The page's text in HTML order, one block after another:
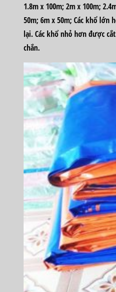
1.8m x 100m; 2m x 100m;
50m; 6m x 50m; Các khổ lớn
lại. Các khổ nhỏ hơn được
chắn.